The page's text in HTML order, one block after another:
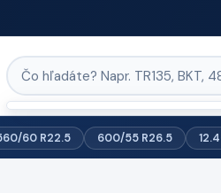
60 R22.5 600/55 R26.5